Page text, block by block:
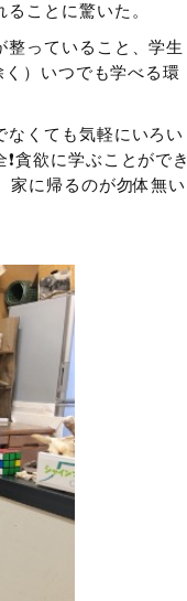
ことに驚いた。
整っていること、学生
）いつでも学べる環
なくても気軽にいろい
貪欲に学ぶことができ
家に帰るのが勿体無い